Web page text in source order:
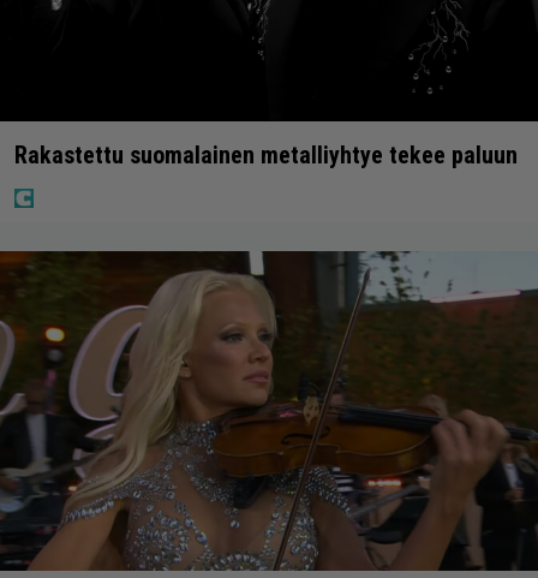
Rakastettu suomalainen metalliyhtye tekee paluun